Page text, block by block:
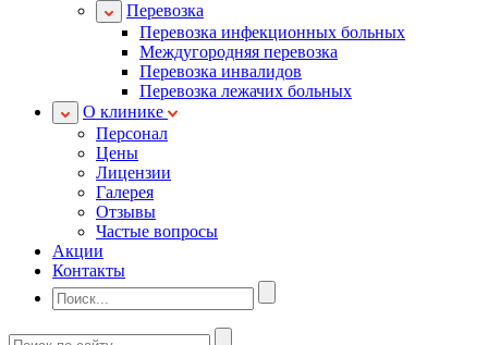
Перевозка
Перевозка инфекционных больных
Междугородняя перевозка
Перевозка инвалидов
Перевозка лежачих больных
О клинике
Персонал
Цены
Лицензии
Галерея
Отзывы
Частые вопросы
Акции
Контакты